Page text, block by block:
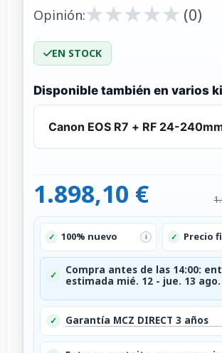
Opinión:★
★★
★★
★★
★★
★ (0)
EN STOCK
Disponible también en varios
Canon EOS R7 + RF 24-
1.898,10 €
✓ 100% nuevo i ✓ Precio
✓
Compra antes de las 14:00:
estimada mié. 12 - jue. 13 ago.
✓ Garantía MCZ DIRECT 3 años